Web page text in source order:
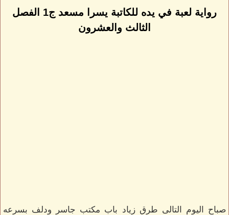
رواية لعبة في يده للكاتبة يسرا مسعد ج1 الفصل
الثالث والعشرون
صباح اليوم التالى طرق زياد باب مكتب جاسر ودلف بسرعه